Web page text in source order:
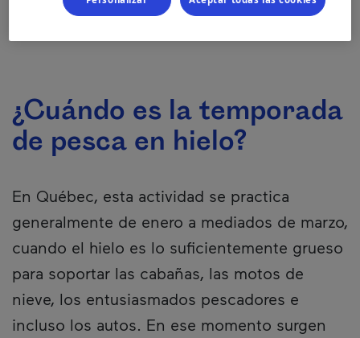
/2
¿Cuándo es la temporada
de pesca en hielo?
En Québec, esta actividad se practica
generalmente de enero a mediados de marzo,
cuando el hielo es lo suficientemente grueso
para soportar las cabañas, las motos de
nieve, los entusiasmados pescadores e
incluso los autos. En ese momento surgen